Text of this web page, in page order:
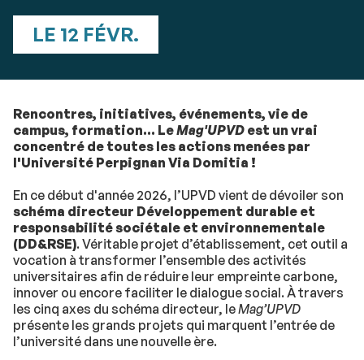
LE 12 FÉVR.
Rencontres, initiatives, événements, vie de
campus, formation... LeMag'UPVD est un vrai
concentré de toutes les actions menées par
l'Université Perpignan Via Domitia !
En ce début d'année 2026, l’UPVD vient de dévoiler son
schéma directeur Développement durable et
responsabilité sociétale et environnementale
(DD&RSE). Véritable projet d’établissement, cet outil a
vocation à transformer l’ensemble des activités
universitaires afin de réduire leur empreinte carbone,
innover ou encore faciliter le dialogue social. À travers
les cinq axes du schéma directeur, leMag’UPVD
présente les grands projets qui marquent l’entrée de
l’université dans une nouvelle ère.